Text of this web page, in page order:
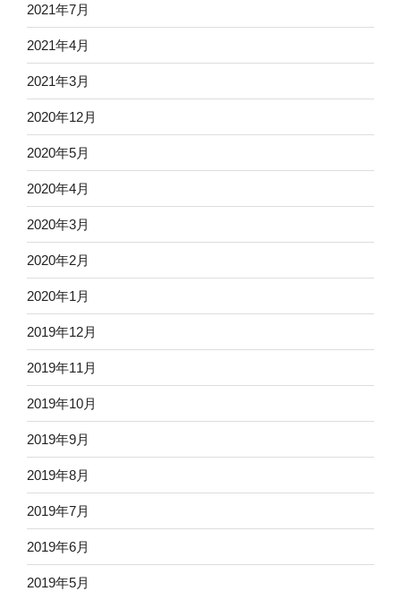
2021年7月
2021年4月
2021年3月
2020年12月
2020年5月
2020年4月
2020年3月
2020年2月
2020年1月
2019年12月
2019年11月
2019年10月
2019年9月
2019年8月
2019年7月
2019年6月
2019年5月